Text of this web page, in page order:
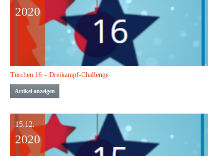
2020
Türchen 16 – Dreikampf-Challenge
Artikel anzeigen
15.12.
2020